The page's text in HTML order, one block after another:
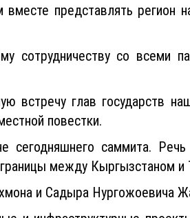
представлять регион
сотрудничеству со всеми
глав государств
повестки.
сегодняшнего саммита.
границы между Кыргызстаном
и Садыра Нургожоевича